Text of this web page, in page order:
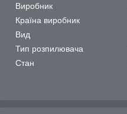
Виробник
Країна виробник
Вид
Тип розпилювача
Стан